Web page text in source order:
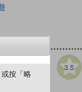
3.5
按「略